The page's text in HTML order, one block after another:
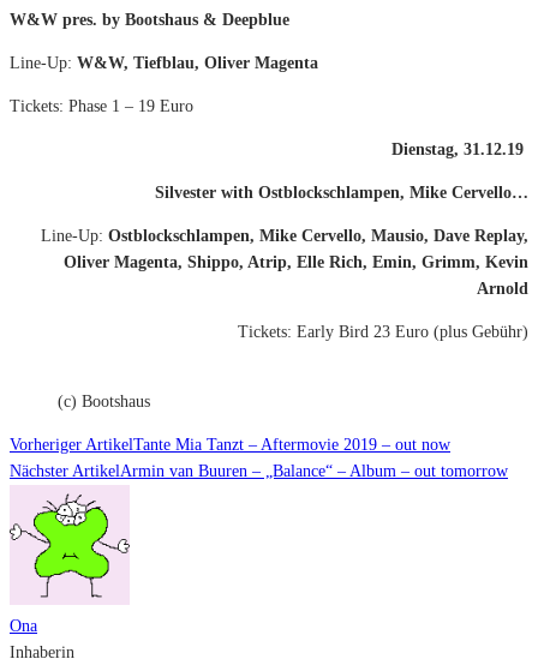
W&W pres. by Bootshaus & Deepblue
Line-Up: W&W, Tiefblau, Oliver Magenta
Tickets: Phase 1 – 19 Euro
Dienstag, 31.12.19
Silvester with Ostblockschlampen, Mike Cervello…
Line-Up: Ostblockschlampen, Mike Cervello, Mausio, Dave Replay,
Oliver Magenta, Shippo, Atrip, Elle Rich, Emin, Grimm, Kevin
Arnold
Tickets: Early Bird 23 Euro (plus Gebühr)
(c) Bootshaus
Vorheriger ArtikelTante Mia Tanzt – Aftermovie 2019 – out now
Nächster ArtikelArmin van Buuren – „Balance“ – Album – out tomorrow
Ona
Inhaberin